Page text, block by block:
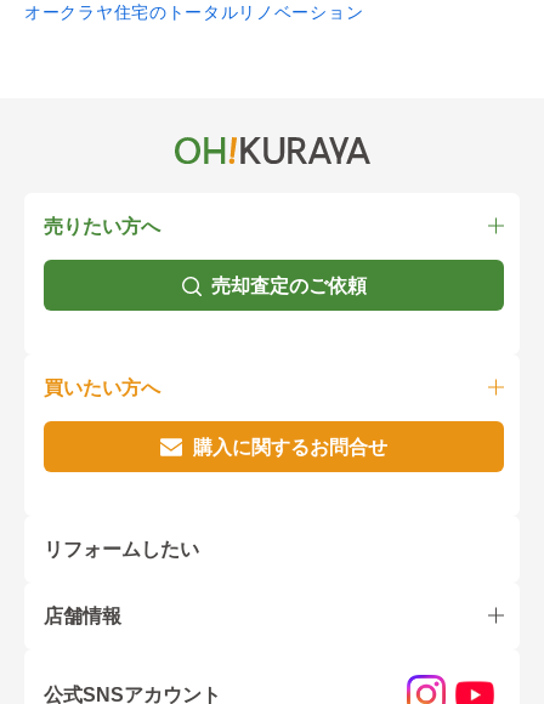
オークラヤ住宅のトータルリノベーション
売りたい方へ
売却査定のご依頼
買いたい方へ
購入に関するお問合せ
リフォームしたい
店舗情報
公式SNSアカウント